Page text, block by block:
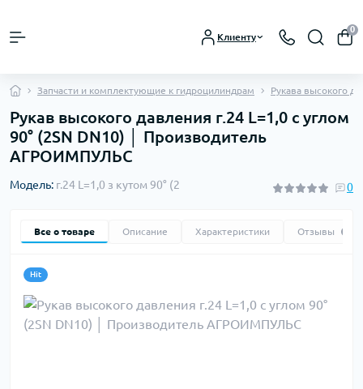
Клиенту
0
Запчасти и комплектующие к гидроцилиндрам Рукава высокого
Рукав высокого давления г.24 L=1,0 с углом
90° (2SN DN10) │ Производитель
АГРОИМПУЛЬС
Модель: г.24 L=1,0 з кутом 90° (2 0
Все о товаре Описание Характеристики Отзывы
Hit